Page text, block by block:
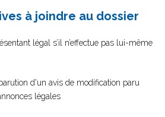
à joindre au dossier
légal s’il n’effectue pas lui-même
d'un avis de modification paru
légales